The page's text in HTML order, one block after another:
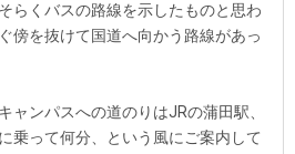
らくバスの路線を示したものと思わ
傍を抜けて国道へ向かう路線があっ
ャンパスへの道のりはJRの蒲田駅、
乗って何分、という風にご案内して